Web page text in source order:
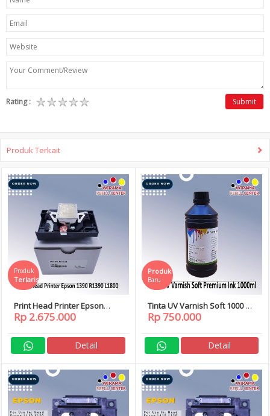
Rating : Submit
Produk Terkait
Print Head Printer Epson
L1800 390 R1390
Produk
Terlaris
Rp 2.675.000
Detail
Tinta UV Varnish Soft 1000 ml
Premium ink
Produk
Baru
Rp 750.000
Detail